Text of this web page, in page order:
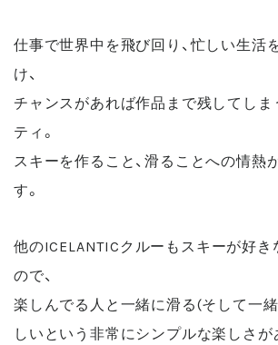
仕事で世界中を飛び回り、忙しい生活
け、
チャンスがあれば作品まで残してしま
ティ。
スキーを作ること、滑ることへの情熱
す。
他のICELANTICクルーもスキーが好
ので、
楽しんでる人と一緒に滑る(そして一
しいという非常にシンプルな楽しさが